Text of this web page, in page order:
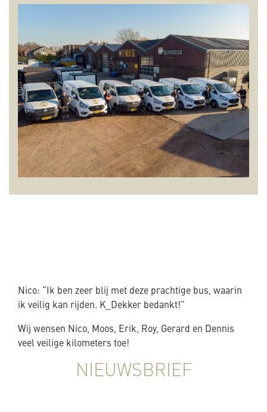
Nico: “Ik ben zeer blij met deze prachtige bus, waarin
ik veilig kan rijden. K_Dekker bedankt!”
Wij wensen Nico, Moos, Erik, Roy, Gerard en Dennis
veel veilige kilometers toe!
NIEUWSBRIEF